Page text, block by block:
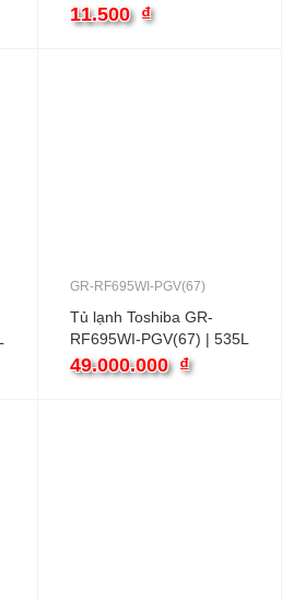
555L 2 cánh inverter
11.500 ₫
GR-RF695WI-PGV(67)
Tủ lạnh Toshiba GR-
RF695WI-PGV(67) | 535L
4 cánh inverter
49.000.000 ₫